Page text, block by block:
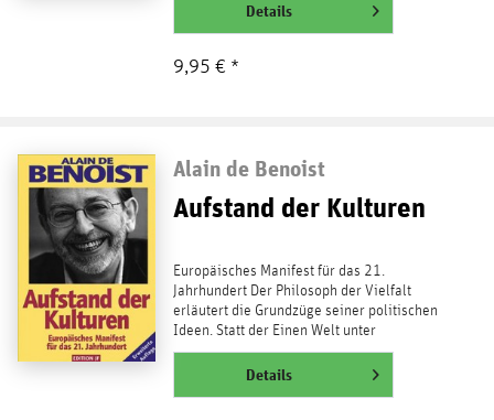
weiterlesenDetails
9,95 € *
Alain de Benoist
Aufstand der Kulturen
Europäisches Manifest für das 21.
Jahrhundert Der Philosoph der Vielfalt
erläutert die Grundzüge seiner politischen
Ideen. Statt der Einen Welt unter
amerikanischer Vormacht...
weiterlesenDetails